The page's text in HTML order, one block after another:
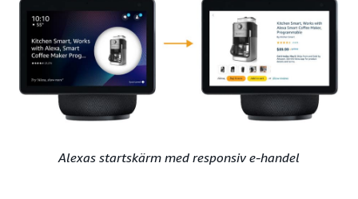
Alexas startskärm med responsiv e-handel